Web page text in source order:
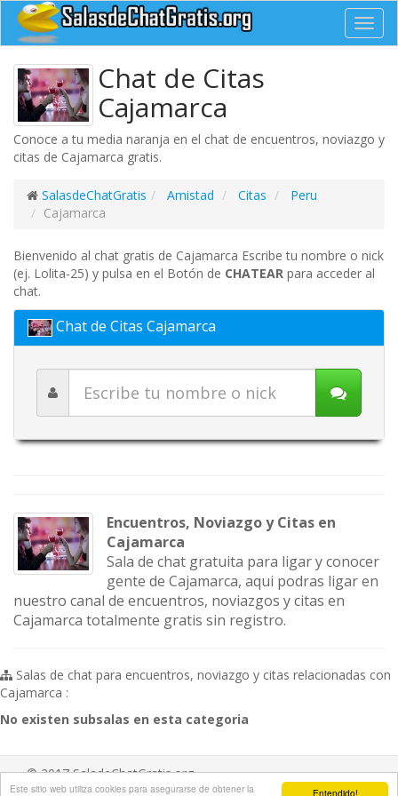
Entendido!
Este sitio web utiliza cookies para asegurarse de obtener la
Chat de Citas
Cajamarca
Conoce a tu media naranja en el chat de encuentros, noviazgo y
citas de Cajamarca gratis.
SalasdeChatGratis Amistad Citas
Peru
Cajamarca
Bienvenido al chat gratis de Cajamarca Escribe tu nombre o nick
(ej. Lolita-25) y pulsa en el Botón de CHATEAR para acceder al
chat.
Chat de Citas Cajamarca
Encuentros, Noviazgo y Citas en
Cajamarca
Sala de chat gratuita para ligar y conocer
gente de Cajamarca, aqui podras ligar en
nuestro canal de encuentros, noviazgos y citas en
Cajamarca totalmente gratis sin registro.
Salas de chat para encuentros, noviazgo y citas relacionadas con
Cajamarca :
No existen subsalas en esta categoria
© 2017 SaladeChatGratis.org